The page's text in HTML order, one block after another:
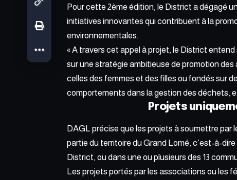
Pour cette 2ème édition, le District a dégagé
initiatives innovantes qui contribuent à la
environnementales.
« A travers cet appel à projet, le District
sur une stratégie ambitieuse de promotion
celles des femmes et des filles ou fondés sur
comportements dans la gestion des déchets,
Projets
DAGL précise que les projets à soumettre
partie du territoire du Grand Lomé, c’est-à-
District, ou dans une ou plusieurs des 13
Les projets portés par les associations ou les